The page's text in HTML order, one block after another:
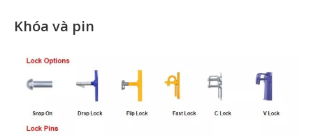
Khóa và pin